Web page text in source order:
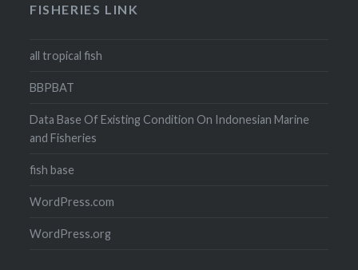
FISHERIES LINK
all tropical fish
BBPBAT
Data Base Of Existing Condition On Indonesian Marine
and Fisheries
fish base
WordPress.com
WordPress.org